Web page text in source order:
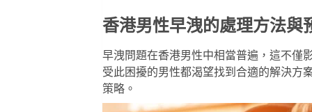
香港男性早洩的處理方法與
早洩問題在香港男性中相當普遍，這不僅
受此困擾的男性都渴望找到合適的解決方
策略。